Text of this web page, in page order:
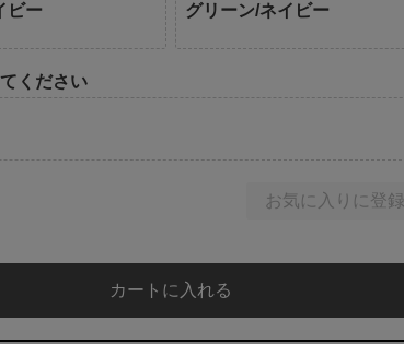
ビー グリーン/ネイビー
ください
お気に入りに登録
カートに入れる